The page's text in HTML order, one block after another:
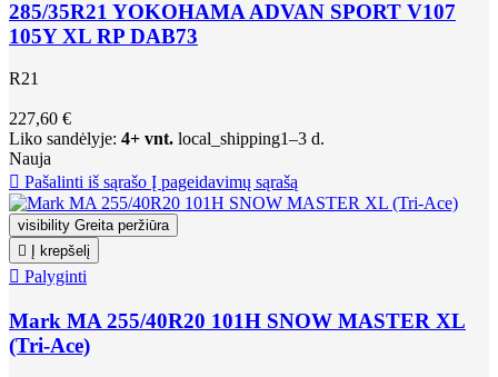
285/35R21 YOKOHAMA ADVAN SPORT V107
105Y XL RP DAB73
R21
227,60 €
Liko sandėlyje: 4+ vnt. local_shipping1–3 d.
Nauja
 Pašalinti iš sąrašo Į pageidavimų sąrašą
visibility Greita peržiūra

Į krepšelį
 Palyginti
Mark MA 255/40R20 101H SNOW MASTER XL
(Tri-Ace)